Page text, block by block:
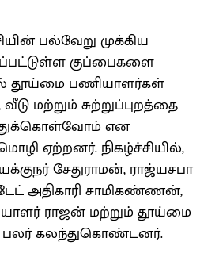
பல்வேறு முக்கிய
குப்பைகளை
தூய்மை பணியாளர்கள்
மற்றும் சுற்றுப்புறத்தை
என
ஏற்றனர். நிகழ்ச்சியில்,
சேதுராமன், ராஜ்யசபா
அதிகாரி சாமிகண்ணன்,
ராஜன் மற்றும் தூய்மை
கலந்துகொண்டனர்.